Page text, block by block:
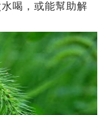
喝，或能幫助解